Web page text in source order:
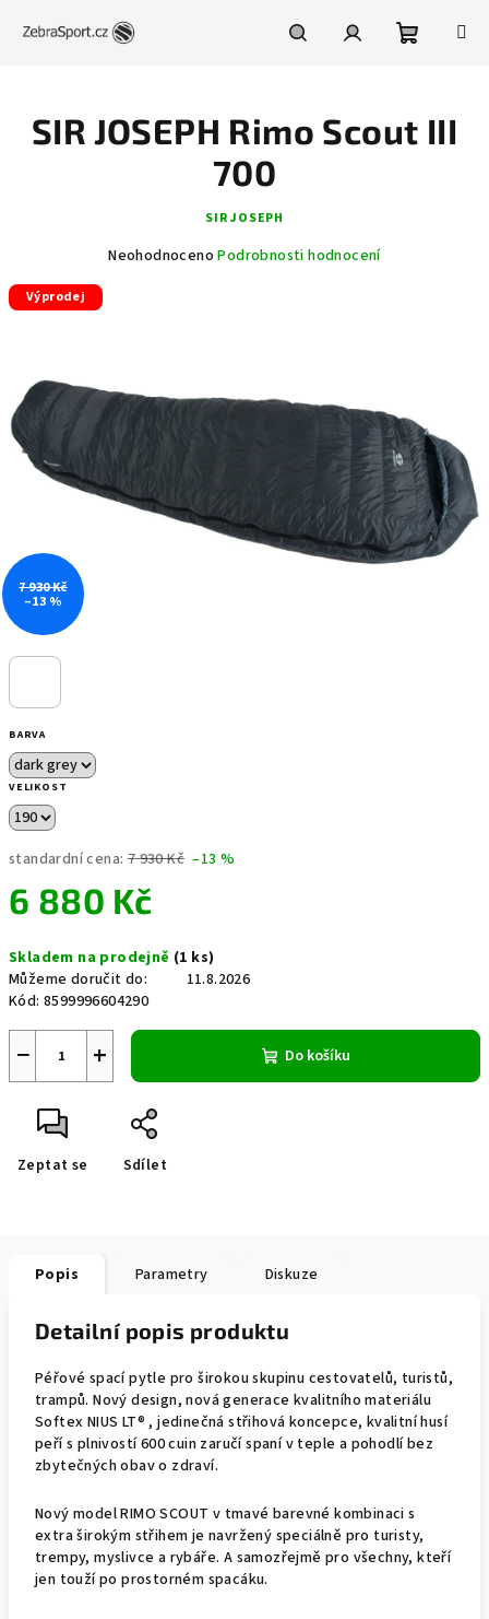
košík
BARVA
VELIKOST
standardní cena: 7 930 Kč –13 %
6 880 Kč
cena:
Skladem na prodejně (1 ks)
Můžeme doručit do:
11.8.2026
Kód: 8599996604290
+
− Do košíku
Zeptat se Sdílet
SIR JOSEPH Rimo Scout III
700
SIR JOSEPH
Průměrné
5
hvězdiček.
Neohodnoceno Podrobnosti hodnocení
Výprodej
7 930 Kč
–13 %
Popis Parametry Diskuze
Detailní popis produktu
Péřové spací pytle pro širokou skupinu cestovatelů, turistů,
trampů. Nový design, nová generace kvalitního materiálu
Softex NIUS LT® , jedinečná střihová koncepce, kvalitní husí
peří s plnivostí 600 cuin zaručí spaní v teple a pohodlí bez
zbytečných obav o zdraví.
Nový model RIMO SCOUT v tmavé barevné kombinaci s
extra širokým střihem je navržený speciálně pro turisty,
trempy, myslivce a rybáře. A samozřejmě pro všechny, kteří
jen touží po prostorném spacáku.